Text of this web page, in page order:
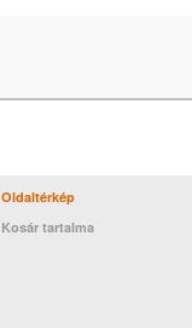
Oldaltérkép
Kosár tartalma